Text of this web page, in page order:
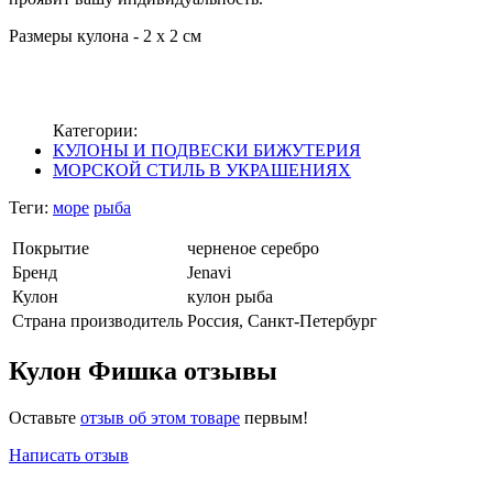
Размеры кулона - 2 х 2 см
Категории:
КУЛОНЫ И ПОДВЕСКИ БИЖУТЕРИЯ
МОРСКОЙ СТИЛЬ В УКРАШЕНИЯХ
Теги: море рыба
Покрытие
черненое серебро
Бренд
Jenavi
Кулон
кулон рыба
Страна производитель Россия, Санкт-Петербург
Кулон Фишка отзывы
Оставьте отзыв об этом товаре первым!
Написать отзыв